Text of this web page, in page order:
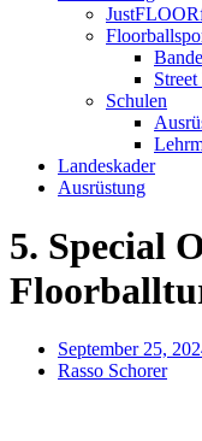
Schulen
Landeskader
Ausrüstung
5. Special
September 25,
Rasso Schorer